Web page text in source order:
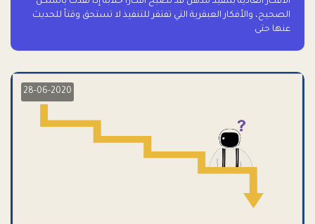
الصحيح، والأفكار العبقرية التي تفتقر للتنفيذ لا تستحق وقتاً للحديث
عنها حتى
28-06-2020